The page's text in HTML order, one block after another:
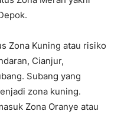
Zona Kuning atau risiko
Cianjur,
Subang yang
zona kuning.
Zona Oranye atau